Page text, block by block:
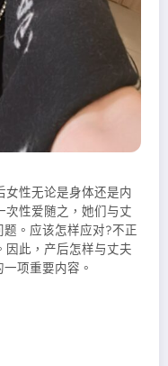
性无论是身体还是内
次性爱随之，她们与丈
。应该怎样应对?不正
因此，产后怎样与丈夫
项重要内容。